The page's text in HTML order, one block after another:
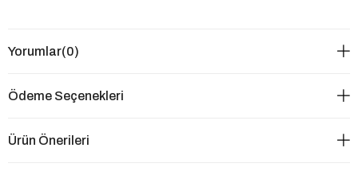
Yorumlar(0)
Ödeme Seçenekleri
Ürün Önerileri